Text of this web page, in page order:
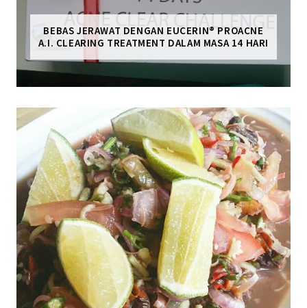
BEBAS JERAWAT DENGAN EUCERIN® PROACNE
A.I. CLEARING TREATMENT DALAM MASA 14 HARI